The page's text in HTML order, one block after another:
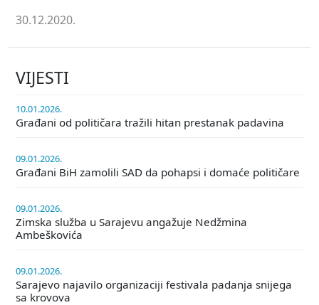
30.12.2020.
VIJESTI
10.01.2026.
Građani od političara tražili hitan prestanak padavina
09.01.2026.
Građani BiH zamolili SAD da pohapsi i domaće političare
09.01.2026.
Zimska služba u Sarajevu angažuje Nedžmina
Ambeškovića
09.01.2026.
Sarajevo najavilo organizaciji festivala padanja snijega
sa krovova